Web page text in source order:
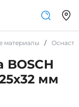
материалы /
мм